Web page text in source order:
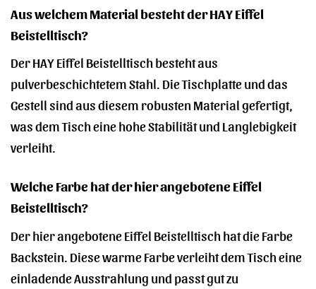
Aus welchem Material besteht der HAY Eiffel
Beistelltisch?
Der HAY Eiffel Beistelltisch besteht aus
pulverbeschichtetem Stahl. Die Tischplatte und das
Gestell sind aus diesem robusten Material gefertigt,
was dem Tisch eine hohe Stabilität und Langlebigkeit
verleiht.
Welche Farbe hat der hier angebotene Eiffel
Beistelltisch?
Der hier angebotene Eiffel Beistelltisch hat die Farbe
Backstein. Diese warme Farbe verleiht dem Tisch eine
einladende Ausstrahlung und passt gut zu